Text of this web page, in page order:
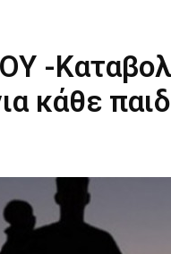
-
κάθε